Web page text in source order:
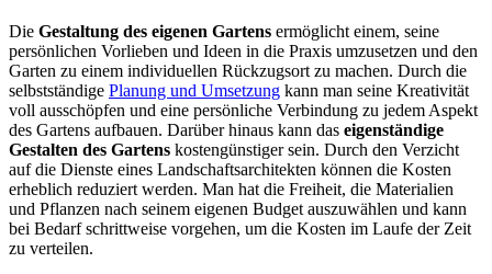
Die Gestaltung des eigenen Gartens ermöglicht einem, seine
persönlichen Vorlieben und Ideen in die Praxis umzusetzen und den
Garten zu einem individuellen Rückzugsort zu machen. Durch die
selbstständige Planung und Umsetzung kann man seine Kreativität
voll ausschöpfen und eine persönliche Verbindung zu jedem Aspekt
des Gartens aufbauen. Darüber hinaus kann das eigenständige
Gestalten des Gartens kostengünstiger sein. Durch den Verzicht
auf die Dienste eines Landschaftsarchitekten können die Kosten
erheblich reduziert werden. Man hat die Freiheit, die Materialien
und Pflanzen nach seinem eigenen Budget auszuwählen und kann
bei Bedarf schrittweise vorgehen, um die Kosten im Laufe der Zeit
zu verteilen.